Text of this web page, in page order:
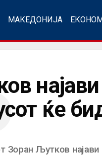
МАКЕДОНИЈА
ќе
Зоран Љутков